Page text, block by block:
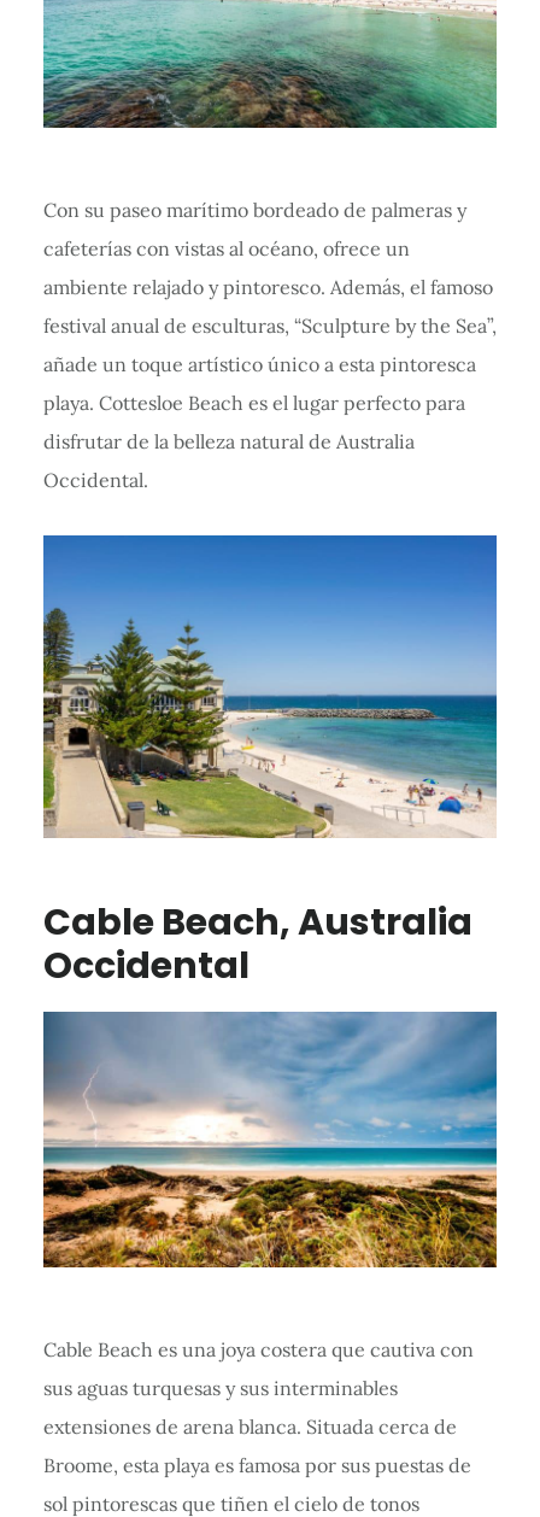
Con su paseo marítimo bordeado de palmeras y
cafeterías con vistas al océano, ofrece un
ambiente relajado y pintoresco. Además, el famoso
festival anual de esculturas, “Sculpture by the Sea”,
añade un toque artístico único a esta pintoresca
playa. Cottesloe Beach es el lugar perfecto para
disfrutar de la belleza natural de Australia
Occidental.
Cable Beach, Australia
Occidental
Cable Beach es una joya costera que cautiva con
sus aguas turquesas y sus interminables
extensiones de arena blanca. Situada cerca de
Broome, esta playa es famosa por sus puestas de
sol pintorescas que tiñen el cielo de tonos